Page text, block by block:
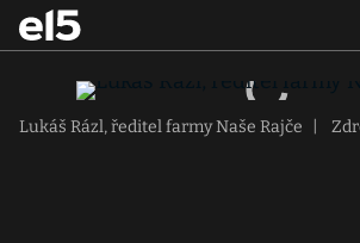
Lukáš Rázl, ředitel farmy Naše Rajče